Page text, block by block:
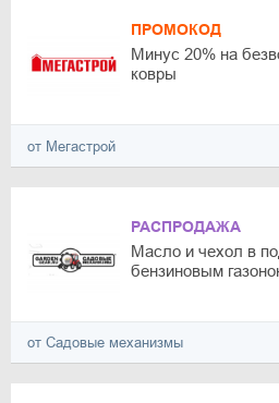
ПРОМОКОД
Минус 20% на
ковры
от Мегастрой
РАСПРОДАЖА
Масло и чехол в
бензиновым
от Садовые механизмы